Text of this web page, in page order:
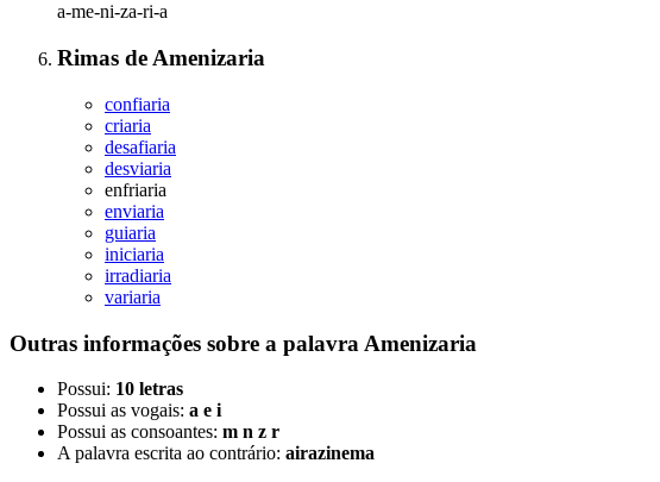
a-me-ni-za-ri-a
Rimas de Amenizaria
confiaria
criaria
desafiaria
desviaria
enfriaria
enviaria
guiaria
iniciaria
irradiaria
variaria
Outras informações sobre a palavra Amenizaria
Possui: 10 letras
Possui as vogais: a e i
Possui as consoantes: m n z r
A palavra escrita ao contrário: airazinema